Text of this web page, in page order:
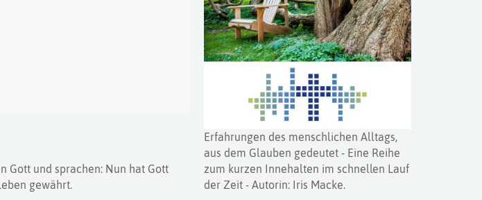
Gott und sprachen: Nun hat Gott
gewährt.
Erfahrungen des menschlichen Alltags,
aus dem Glauben gedeutet - Eine Reihe
zum kurzen Innehalten im schnellen Lauf
der Zeit - Autorin: Iris Macke.